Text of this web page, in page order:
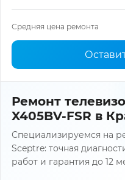
Средняя цена ремонта
Ремонт
X405BV-FSR в
Специализируемся на
Sceptre: точная
работ и гарантия до 12